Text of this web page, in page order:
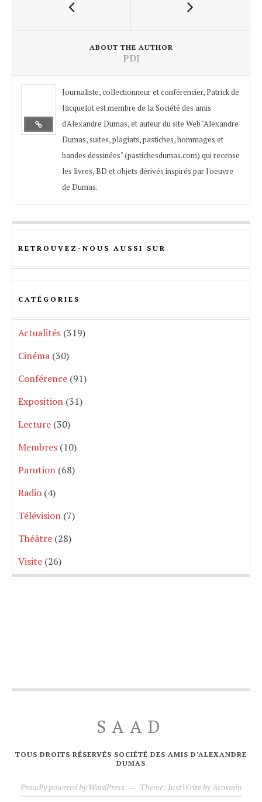
ABOUT THE AUTHOR
PDJ
Journaliste, collectionneur et conférencier, Patrick de
Jacquelot est membre de la Société des amis
d'Alexandre Dumas, et auteur du site Web "Alexandre
Dumas, suites, plagiats, pastiches, hommages et
bandes dessinées" (pastichesdumas.com) qui recense
les livres, BD et objets dérivés inspirés par l'oeuvre
de Dumas.
RETROUVEZ-NOUS AUSSI SUR
CATÉGORIES
Actualités (319)
Cinéma (30)
Conférence (91)
Exposition (31)
Lecture (30)
Membres (10)
Parution (68)
Radio (4)
Télévision (7)
Théâtre (28)
Visite (26)
SAAD
TOUS DROITS RÉSERVÉS SOCIÉTÉ DES AMIS D'ALEXANDRE
DUMAS
Proudly powered by WordPress — Theme: JustWrite byAcosmin